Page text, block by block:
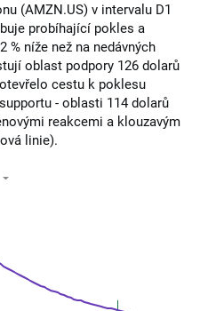
(AMZN.US) v intervalu D1
probíhající pokles a
% níže než na nedávných
oblast podpory 126 dolarů
cestu k poklesu
- oblasti 114 dolarů
reakcemi a klouzavým
linie).